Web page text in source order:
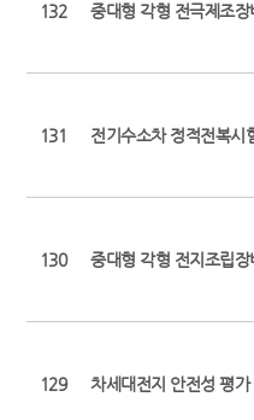
132 중대형 각형 전극제조
131 전기수소차 정적전복시
130 중대형 각형 전지조립
129 차세대전지 안전성 평